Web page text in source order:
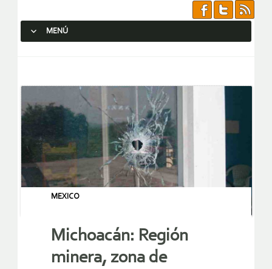
MENÚ
MEXICO
Michoacán: Región
minera, zona de